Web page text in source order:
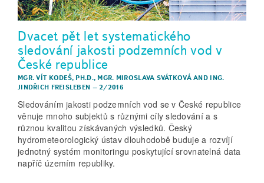
Dvacet pět let systematického
sledování jakosti podzemních vod v
České republice
MGR. VÍT KODEŠ, PH.D., MGR. MIROSLAVA SVÁTKOVÁAND ING.
JINDŘICH FREISLEBEN –2/2016
Sledováním jakosti podzemních vod se v České republice
věnuje mnoho subjektů s různými cíly sledování a s
různou kvalitou získávaných výsledků. Český
hydrometeorologický ústav dlouhodobě buduje a rozvíjí
jednotný systém monitoringu poskytující srovnatelná data
napříč územím republiky.